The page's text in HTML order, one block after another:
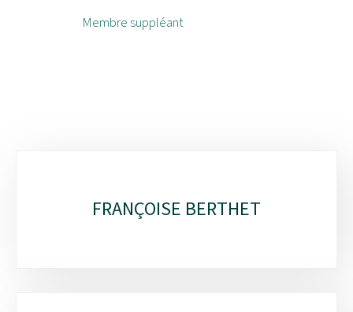
Membre suppléant
FRANÇOISE BERTHET